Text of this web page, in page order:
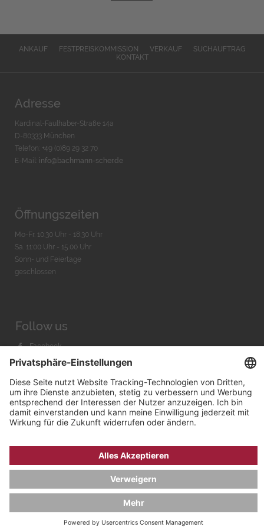
ANKAUF FESTPREISKOMMISSION VERKAUF
SUCHAUFTRAG
KONTAKT
Adresse
Kardinal-Faulhaber-Straße 14a
D-80333 München
Telefon: +49 (0)89 29 32 70
E-Mail: info@bachmann-scher.de
Öffnungszeiten
Mo-Fr. 10:30 Uhr - 18:30 Uhr
Sa. 11:00 Uhr - 15.00 Uhr
Sonn- und Feiertage
geschlossen
Follow us
Facebook
Instagram
Bachmann & Scher GmbH / Watchandco GmbH
DATENSCHUTZ IMPRESSUM
VERSANDKOSTEN